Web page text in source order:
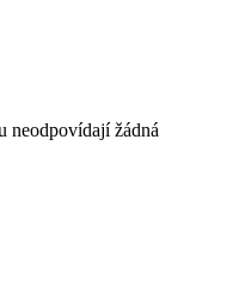
neodpovídají žádná